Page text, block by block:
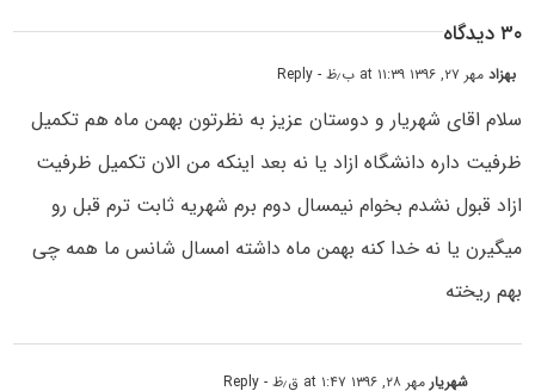
۳۰ دیدگاه
بهزادمهر ۲۷, ۱۳۹۶ at ۱۱:۳۹ ب٫ظ - Reply
سلام اقای شهریار و دوستان عزیز به نظرتون بهمن ماه هم تکمیل
ظرفیت داره دانشگاه ازاد یا نه بعد اینکه من الان تکمیل ظرفیت
ازاد قبول نشدم بخوام نیمسال دوم برم شهریه ثابت ترم قبل رو
میگیرن یا نه خدا کنه بهمن ماه داشته امسال شانس ما همه چی
بهم ریخته
شهریارمهر ۲۸, ۱۳۹۶ at ۱:۴۷ ق٫ظ - Reply